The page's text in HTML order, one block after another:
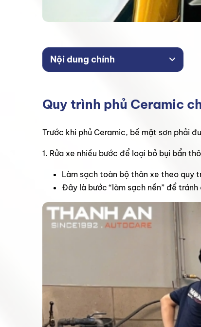
Nội dung chính
Quy trình phủ Ceramic
Trước khi phủ Ceramic, bề mặt sơn phải
1. Rửa xe nhiều bước để loại bỏ bụi bẩn
Làm sạch toàn bộ thân xe theo quy
Đây là bước “làm sạch nền” để